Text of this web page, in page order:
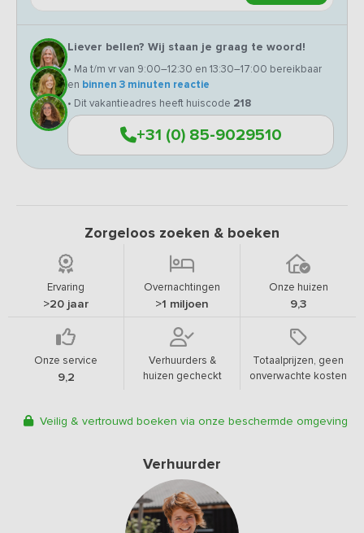
Liever bellen? Wij staan je graag te woord!
• Ma t/m vr van 9:00–12:30 en 13:30–17:00 bereikbaar
en binnen 3 minuten reactie
• Dit vakantieadres heeft huiscode 218
+31 (0) 85-9029510
Zorgeloos zoeken & boeken
Ervaring
>20 jaar
Overnachtingen
>1 miljoen
Onze huizen
9,3
Onze service
9,2
Verhuurders &
huizen gecheckt
Totaalprijzen, geen
onverwachte kosten
Veilig & vertrouwd boeken via onze beschermde omgeving
Verhuurder